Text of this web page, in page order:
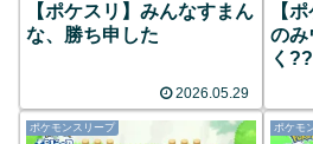
【ポケスリ】みんなすまん
な、勝ち申した
2026.05.29
【
のみ
く??
ポケモンスリープ ポケモ